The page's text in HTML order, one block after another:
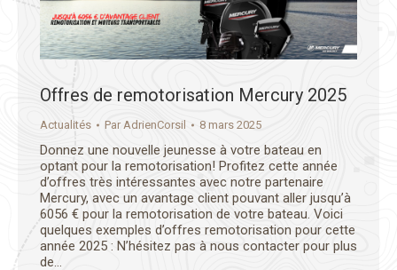
Offres de remotorisation Mercury 2025
Actualités Par AdrienCorsil 8 mars 2025
Donnez une nouvelle jeunesse à votre bateau en
optant pour la remotorisation! Profitez cette année
d’offres très intéressantes avec notre partenaire
Mercury, avec un avantage client pouvant aller jusqu’à
6056 € pour la remotorisation de votre bateau. Voici
quelques exemples d’offres remotorisation pour cette
année 2025 : N’hésitez pas à nous contacter pour plus
de…